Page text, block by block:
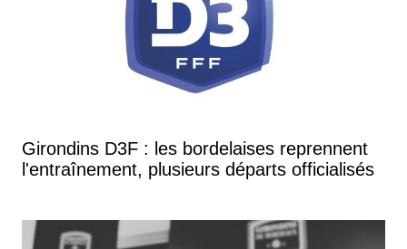
Girondins D3F : les bordelaises reprennent
l'entraînement, plusieurs départs officialisés